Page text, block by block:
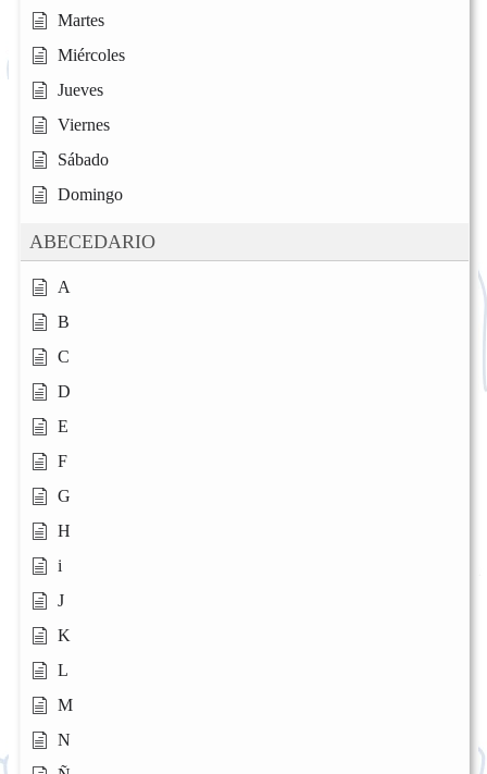
Martes
Miércoles
Jueves
Viernes
Sábado
Domingo
ABECEDARIO
A
B
C
D
E
F
G
H
i
J
K
L
M
N